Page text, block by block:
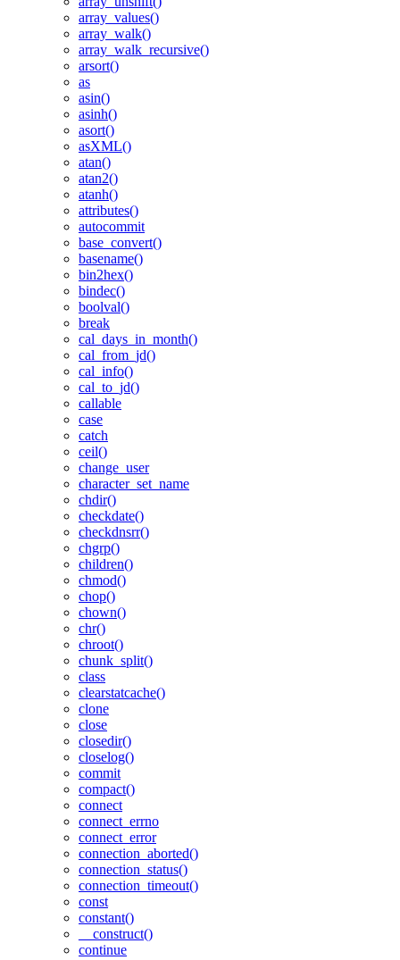
array_values()
array_walk()
array_walk_recursive()
arsort()
as
asin()
asinh()
asort()
asXML()
atan()
atan2()
atanh()
attributes()
autocommit
base_convert()
basename()
bin2hex()
bindec()
boolval()
break
cal_days_in_month()
cal_from_jd()
cal_info()
cal_to_jd()
callable
case
catch
ceil()
change_user
character_set_name
chdir()
checkdate()
checkdnsrr()
chgrp()
children()
chmod()
chop()
chown()
chr()
chroot()
chunk_split()
class
clearstatcache()
clone
close
closedir()
closelog()
commit
compact()
connect
connect_errno
connect_error
connection_aborted()
connection_status()
connection_timeout()
const
constant()
__construct()
continue